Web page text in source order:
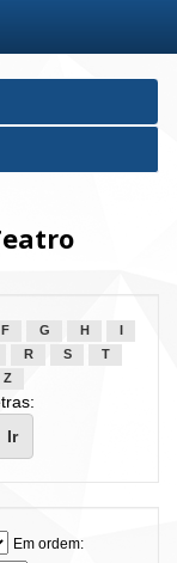
F G H
R S
T
Z
Em ordem: